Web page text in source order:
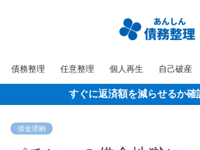
債務整理 任意整理 個人再生 自己破産
すぐに返済額を減らせるか確
借金滞納